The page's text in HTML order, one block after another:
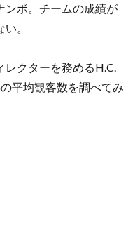
ンボ。チームの成績が
。
クターを務めるH.C.
平均観客数を調べてみ